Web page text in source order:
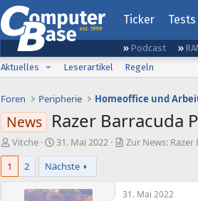
Ticker Tests
Podcast
Aktuelles
Leserartikel Regeln
Foren Peripherie Homeoffice und
News Razer Barracuda
E
r
t
Vitche
E
r
s
t
e
31. Mai 2022
Zur News:
1
2 Nächste
31. Mai 2022